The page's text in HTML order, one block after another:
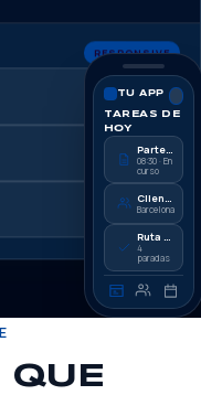
RESPONSIVE
TU APP
TAREAS DE
HOY
Parte de trabajo
08:30 · En
curso
Cliente: Tallers Vidal
Barcelona
Ruta validada
4
paradas
QUE